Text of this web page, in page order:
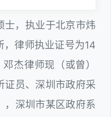
士，执业于北京市炜
，律师执业证号为14
杰律师现（或曾）
证员、深圳市政府采
，深圳市某区政府系